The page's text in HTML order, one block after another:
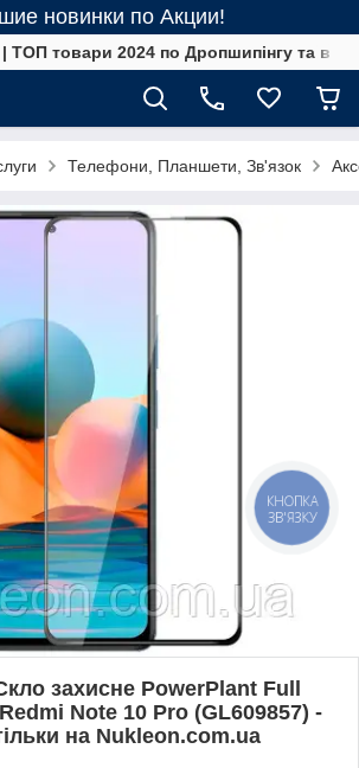
новинки по Акции!
ТОП товари 2024 по Дропшипінгу та в
Телефони, Планшети, Зв'язок
захисне PowerPlant Full
Note 10 Pro (GL609857) -
на Nukleon.com.ua
КНОПКА
ЗВ'ЯЗКУ